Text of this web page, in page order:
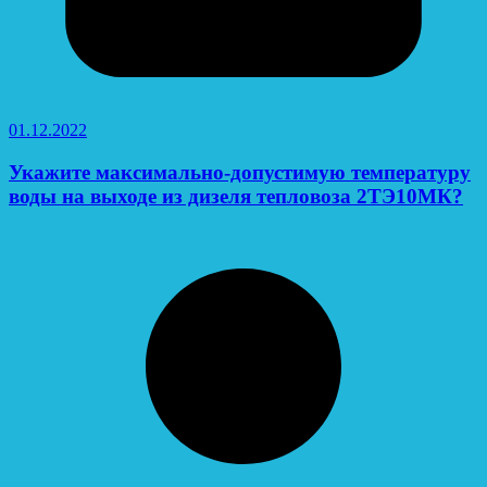
01.12.2022
Укажите максимально-допустимую температуру
воды на выходе из дизеля тепловоза 2ТЭ10МК?